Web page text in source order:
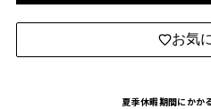
お気
夏季休暇期間にかか